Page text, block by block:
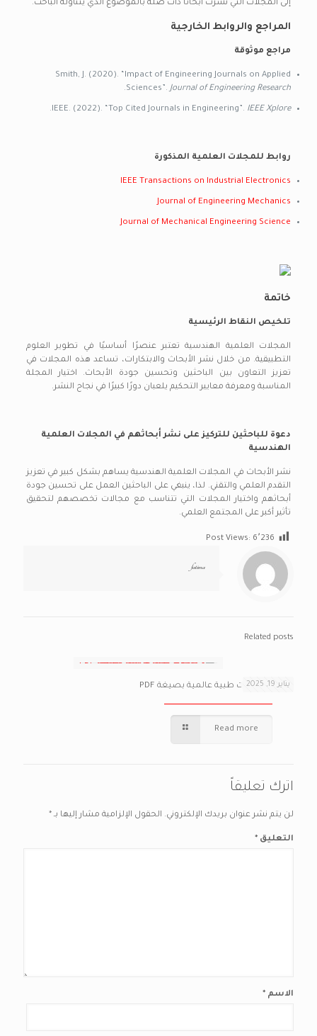
إلى المجلات التي نشرت أبحاثًا ذات صلة بالموضوع الذي يتناوله الباحث.
المراجع والروابط الخارجية
مراجع موثوقة
Smith, J. (2020). “Impact of Engineering Journals on Applied
Sciences”.Journal of Engineering Research
.
IEEE. (2022). “Top Cited Journals in Engineering”. IEEE Xplore
.
روابط للمجلات العلمية المذكورة
IEEE Transactions on Industrial Electronics
Journal of Engineering Mechanics
Journal of Mechanical Engineering Science
خاتمة
تلخيص النقاط الرئيسية
المجلات العلمية الهندسية تعتبر عنصرًا أساسيًا في تطوير العلوم
التطبيقية. من خلال نشر الأبحاث والابتكارات، تساعد هذه المجلات في
تعزيز التعاون بين الباحثين وتحسين جودة الأبحاث. اختيار المجلة
المناسبة ومعرفة معايير التحكيم يلعبان دورًا كبيرًا في نجاح النشر.
دعوة للباحثين للتركيز على نشر أبحاثهم في المجلات العلمية
الهندسية
نشر الأبحاث في المجلات العلمية الهندسية يساهم بشكل كبير في تعزيز
التقدم العلمي والتقني. لذا، ينبغي على الباحثين العمل على تحسين جودة
أبحاثهم واختيار المجلات التي تتناسب مع مجالات تخصصهم لتحقيق
تأثير أكبر على المجتمع العلمي.
Post Views: 6٬236
fatima
Related posts
يناير 19, 2025
أفضل 9 مجلات طبية عالمية بصيغة PDF
Read more
اترك تعليقاً
لن يتم نشر عنوان بريدك الإلكتروني. الحقول الإلزامية مشار إليها بـ *
التعليق *
الاسم *